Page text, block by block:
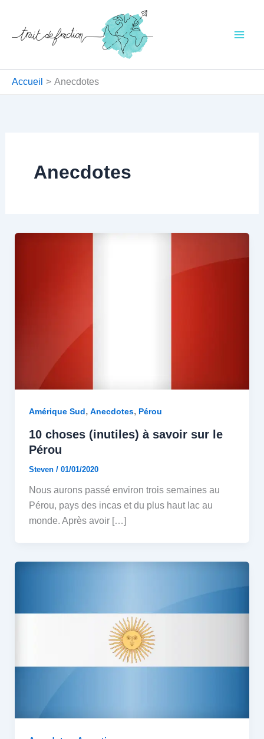
contenu
Accueil Anecdotes
Anecdotes
Amérique Sud, Anecdotes, Pérou
10 choses (inutiles) à savoir sur le
Pérou
Steven / 01/01/2020
Nous aurons passé environ trois semaines au
Pérou, pays des incas et du plus haut lac au
monde. Après avoir […]